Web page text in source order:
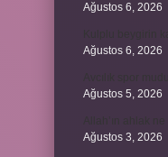
Ağustos 6, 2026
Ağustos 6, 2026
Ağustos 5, 2026
Ağustos 3, 2026